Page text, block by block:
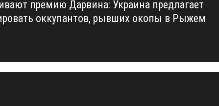
премию Дарвина: Украина предлагает
оккупантов, рывших окопы в Рыжем